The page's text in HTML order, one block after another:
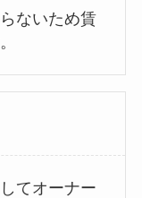
ないため賃
てオーナー